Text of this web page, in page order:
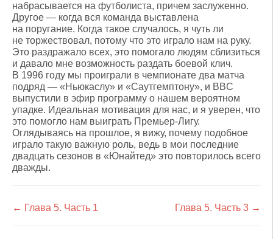
набрасывается на футболиста, причем заслуженно.
Другое — когда вся команда выставлена
на поругание. Когда такое случалось, я чуть ли
не торжествовал, потому что это играло нам на руку.
Это раздражало всех, это помогало людям сблизиться
и давало мне возможность раздать боевой клич.
В 1996 году мы проиграли в чемпионате два матча
подряд — «Ньюкаслу» и «Саутгемптону», и BBC
выпустили в эфир программу о нашем вероятном
упадке. Идеальная мотивация для нас, и я уверен, что
это помогло нам выиграть Премьер-Лигу.
Оглядываясь на прошлое, я вижу, почему подобное
играло такую важную роль, ведь в мои последние
двадцать сезонов в «Юнайтед» это повторилось всего
дважды.
← Глава 5. Часть 1 Глава 5. Часть 3 →